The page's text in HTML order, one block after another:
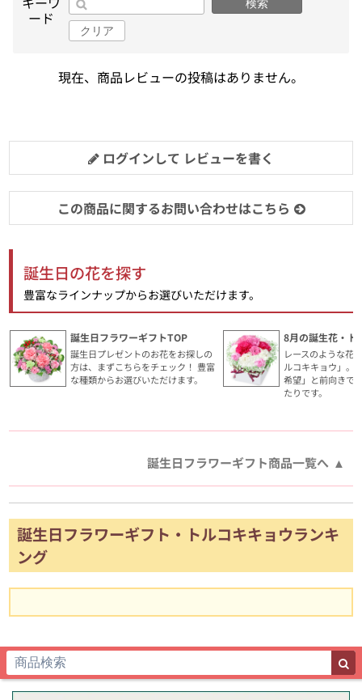
ード
検索
クリア
現在、商品レビューの投稿はありません。
ログインして レビューを書く
この商品に関するお問い合わせはこちら
誕生日の花を探す
豊富なラインナップからお選びいただけます。
誕生日フラワーギフトTOP
誕生日プレゼントのお花をお探しの
方は、まずこちらをチェック！ 豊富
な種類からお選びいただけます。
8月の誕生花・ト
レースのような花
ルコキキョウ」。
希望」と前向きで
たりです。
誕生日フラワーギフト商品一覧へ
誕生日フラワーギフト・トルコキキョウランキ
ング